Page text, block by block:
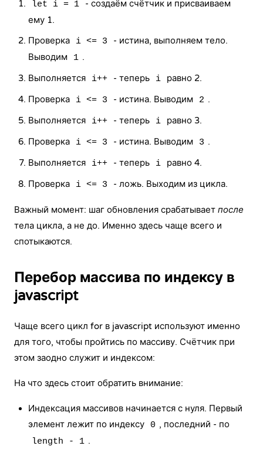
let i = 1
- создаём счётчик и присваиваем
ему 1.
Проверка
i <= 3
- истина, выполняем тело.
Выводим
1 .
Выполняется
i++ - теперь i
равно 2.
Проверка
i <= 3 - истина. Выводим 2 .
Выполняется
i++ - теперь i
равно 3.
Проверка
i <= 3 - истина. Выводим 3 .
Выполняется
i++ - теперь i
равно 4.
Проверка
i <= 3 - ложь. Выходим из цикла.
Важный момент: шаг обновления срабатывает после
тела цикла, а не до. Именно здесь чаще всего и
спотыкаются.
Перебор массива по индексу в
javascript
Чаще всего цикл for в javascript используют именно
для того, чтобы пройтись по массиву. Счётчик при
этом заодно служит и индексом:
На что здесь стоит обратить внимание:
Индексация массивов начинается с нуля. Первый
элемент лежит по индексу
0 , последний - по
length - 1 .